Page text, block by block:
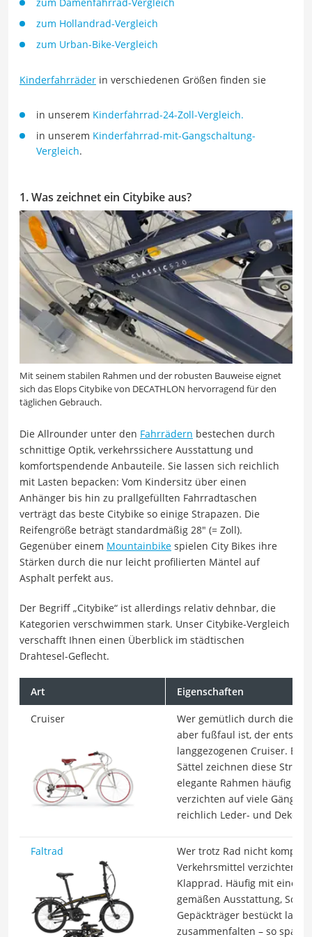
zum Hollandrad-Vergleich
zum Urban-Bike-Vergleich
Kinderfahrräder in verschiedenen Größen finden sie
in unserem Kinderfahrrad-24-Zoll-Vergleich.
in unserem Kinderfahrrad-mit-Gangschaltung-
Vergleich.
1. Was zeichnet ein Citybike aus?
Mit seinem stabilen Rahmen und der robusten Bauweise eignet
sich das Elops Citybike von DECATHLON hervorragend für den
täglichen Gebrauch.
Die Allrounder unter den Fahrrädern bestechen durch
schnittige Optik, verkehrssichere Ausstattung und
komfortspendende Anbauteile. Sie lassen sich reichlich
mit Lasten bepacken: Vom Kindersitz über einen
Anhänger bis hin zu prallgefüllten Fahrradtaschen
verträgt das beste Citybike so einige Strapazen. Die
Reifengröße beträgt standardmäßig 28″ (= Zoll).
Gegenüber einem Mountainbike spielen City Bikes ihre
Stärken durch die nur leicht profilierten Mäntel auf
Asphalt perfekt aus.
Der Begriff „Citybike“ ist allerdings relativ dehnbar, die
Kategorien verschwimmen stark. Unser Citybike-Vergleich
verschafft Ihnen einen Überblick im städtischen
Drahtesel-Geflecht.
Art Eigenschaften
Cruiser
Wer gemütlich durch die
aber fußfaul ist, der
langgezogenen Cruiser.
Sättel zeichnen diese
elegante Rahmen häufig
verzichten auf viele Gänge,
reichlich Leder- und Dekor-
Faltrad
Wer trotz Rad nicht
Verkehrsmittel verzichten
Klapprad. Häufig mit einer
gemäßen Ausstattung,
Gepäckträger bestückt
zusammenfalten – so spart